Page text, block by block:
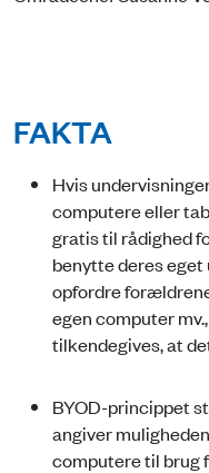
FAKTA
Hvis
computere eller
gratis til rådighed
benytte deres eget
opfordre
egen computer
tilkendegives, at
BYOD-princippet
angiver
computere til brug